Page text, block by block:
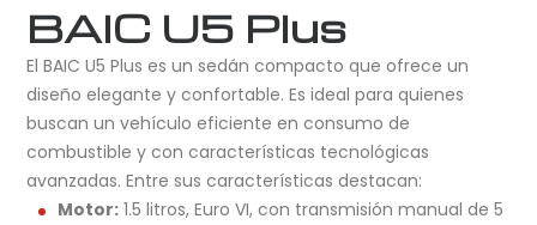
BAIC U5 Plus
El BAIC U5 Plus es un sedán compacto que ofrece un
diseño elegante y confortable. Es ideal para quienes
buscan un vehículo eficiente en consumo de
combustible y con características tecnológicas
avanzadas. Entre sus características destacan:
Motor: 1.5 litros, Euro VI, con transmisión manual de 5